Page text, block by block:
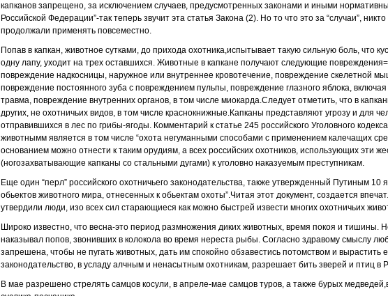
капканов запрещено, за исключением случаев, предусмотренных законами и иными
Российской Федерации”-так теперь звучит эта статья Закона (2). Но то что это за “случаи”,
продолжали применять повсеместно.
Попав в капкан, животное сутками, до прихода охотника,испытывает такую сильную боль, что
одну лапу, уходит на трех оставшихся. Животные в капкане получают следующие
повреждение надкосницы, наружное или внутреннее кровотечение, повреждение скелетной
повреждение постоянного зуба с повреждением пульпы, повреждение глазного яблока,
травма, повреждение внутренних органов, в том числе миокарда.Следует отметить, что в
других, не охотничьих видов, в том числе краснокнижные.Капканы представляют угрозу и для
отправившихся в лес по грибы-ягоды. Комментарий к статье 245 российского Уголовного
животнымм является в том числе “охота негуманными способами с применением калечащих
основанием можно отнести к таким орудиям, а всех российских охотников, использующих эти
(ногозахватывающие капканы со стальными дугами) к уголовно наказуемым преступникам.
Еще один “перл” российского охотничьего законодательства, также утвержденный Путиным 10
обьектов животного мира, отнесенных к обьектам охоты”.Читая этот документ, создается
утвердили люди, изо всех сил старающиеся как можно быстрей извести многих охотничьих
Широко известно, что весна-это период размножения диких животных, время покоя и
наказывал попов, звонивших в колокола во время нереста рыбы. Согласно здравому смыслу
запрешена, чтобы не пугать животных, дать им спокойно обзавестись потомством и вырастить
законодательство, в усладу алчным и ненасытным охотникам, разрешает бить зверей и птиц в
В мае разрешено стрелять самцов косули, в апреле-мае самцов туров, а также бурых